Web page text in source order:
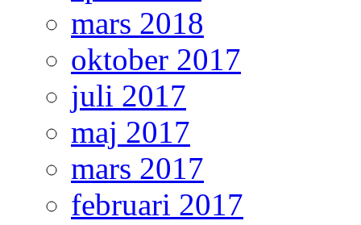
mars 2018
oktober 2017
juli 2017
maj 2017
mars 2017
februari 2017